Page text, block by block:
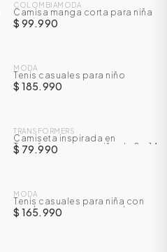
COLOMBIAMODA
Camisa manga corta para niña
con textura
$ 99.990
MODA
Tenis casuales para niño
$ 185.990
TRANSFORMERS
Camiseta inspirada en
Transformers para niño de 8 a 14
años
$ 79.990
MODA
Tenis casuales para niña con
cordones y correa en velcro
$ 165.990